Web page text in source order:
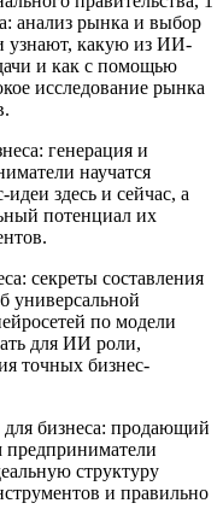
анализ рынка и выбор
узнают, какую из ИИ-
и как с помощью
исследование рынка
генерация и
научатся
здесь и сейчас, а
потенциал их
секреты составления
универсальной
по модели
для ИИ роли,
точных бизнес-
бизнеса: продающий
предприниматели
структуру
и правильно